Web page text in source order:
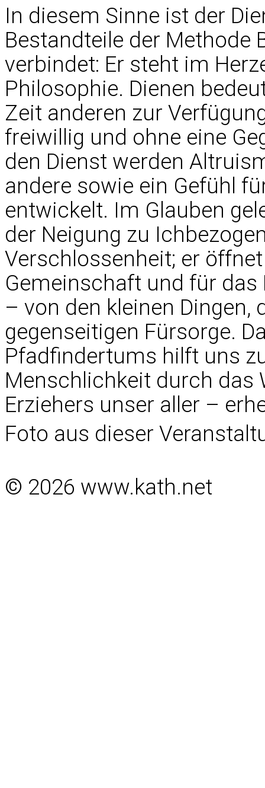
In diesem Sinne ist der
Bestandteile der Methode
verbindet: Er steht im
Philosophie. Dienen
Zeit anderen zur
freiwillig und ohne eine
den Dienst werden
andere sowie ein Gefühl
entwickelt. Im Glauben
der Neigung zu
Verschlossenheit; er
Gemeinschaft und für
– von den kleinen Dingen,
gegenseitigen Fürsorge.
Pfadfindertums hilft uns
Menschlichkeit durch das
Erziehers unser aller –
Foto aus dieser
© 2026 www.kath.net